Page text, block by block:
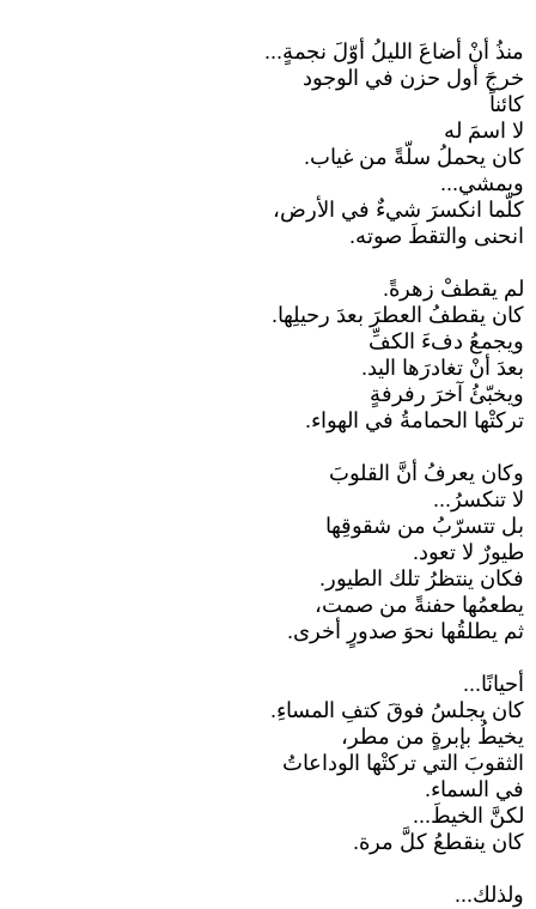
منذُ أنْ أضاعَ الليلُ أوّلَ نجمةٍ...
خرجَ أول حزن في الوجود
كائناً
لا اسمَ له
كان يحملُ سلّةً من غياب.
ويمشي...
كلّما انكسرَ شيءٌ في الأرض،
انحنى والتقطَ صوته.
لم يقطفْ زهرةً.
كان يقطفُ العطرَ بعدَ رحيلِها.
ويجمعُ دفءَ الكفِّ
بعدَ أنْ تغادرَها اليد.
ويخبّئُ آخرَ رفرفةٍ
تركتْها الحمامةُ في الهواء.
وكان يعرفُ أنَّ القلوبَ
لا تنكسرُ...
بل تتسرّبُ من شقوقِها
طيورٌ لا تعود.
فكان ينتظرُ تلك الطيور.
يطعمُها حفنةً من صمت،
ثم يطلقُها نحوَ صدورٍ أخرى.
أحيانًا...
كان يجلسُ فوقَ كتفِ المساءِ.
يخيطُ بإبرةٍ من مطر،
الثقوبَ التي تركتْها الوداعاتُ
في السماء.
لكنَّ الخيطَ...
كان ينقطعُ كلَّ مرة.
ولذلك...